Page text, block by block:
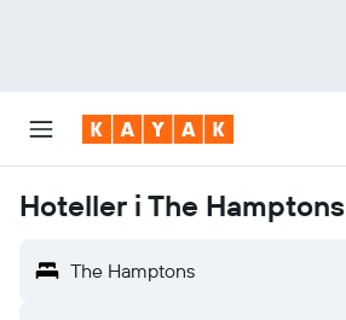
Hoteller i The Hamptons
The Hamptons